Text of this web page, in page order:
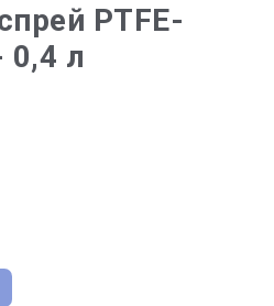
PTFE-
0,4 л